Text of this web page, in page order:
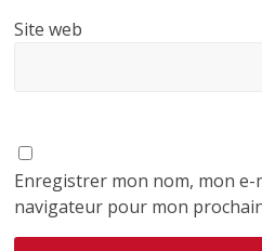
Site web
Enregistrer mon nom, mon e-
navigateur pour mon